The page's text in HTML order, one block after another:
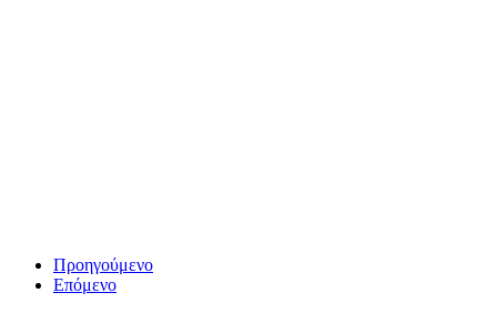
Προηγούμενο
Επόμενο